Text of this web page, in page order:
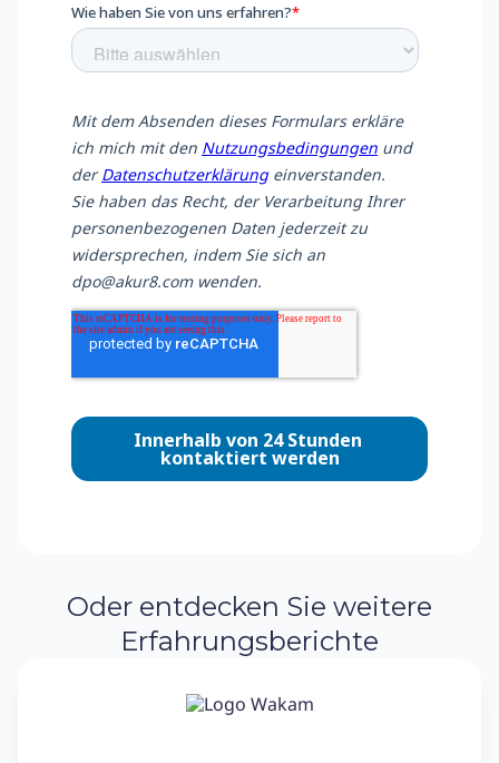
Oder entdecken Sie weitere
Erfahrungsberichte